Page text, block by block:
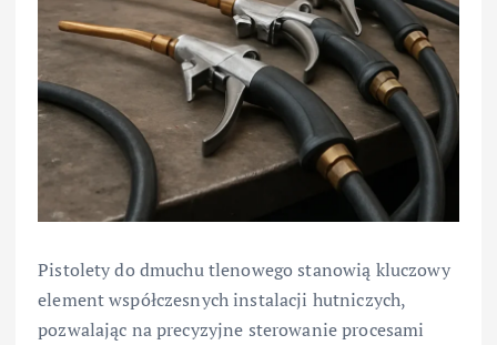
Pistolety do dmuchu tlenowego stanowią kluczowy
element współczesnych instalacji hutniczych,
pozwalając na precyzyjne sterowanie procesami